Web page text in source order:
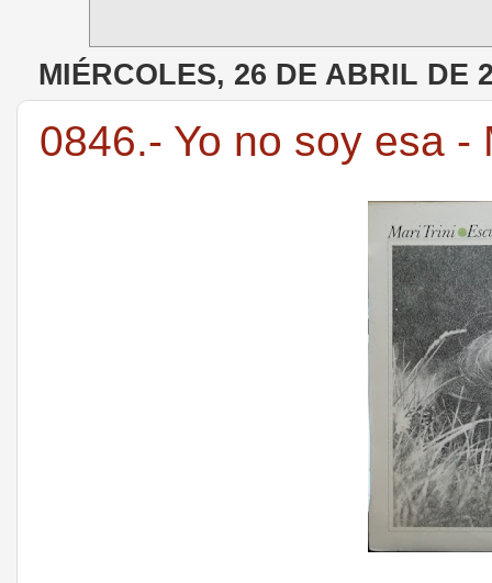
MIÉRCOLES, 26 DE ABRIL DE
0846.- Yo no soy esa -